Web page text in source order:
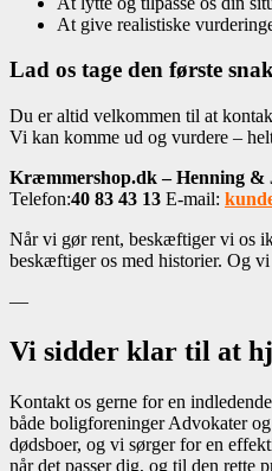
At give realistiske
Lad os tage den første
Du er altid velkommen til at
Vi kan komme ud og vurdere –
Kræmmershop.dk – Henning &
Telefon:40 83 43 13 E-mail:
Når vi gør rent, beskæftiger vi os
beskæftiger os med historier. Og
—
Vi sidder klar til at
Kontakt os gerne for en
både boligforeninger Advokater
dødsboer, og vi sørger for en
når det passer dig, og til den rette